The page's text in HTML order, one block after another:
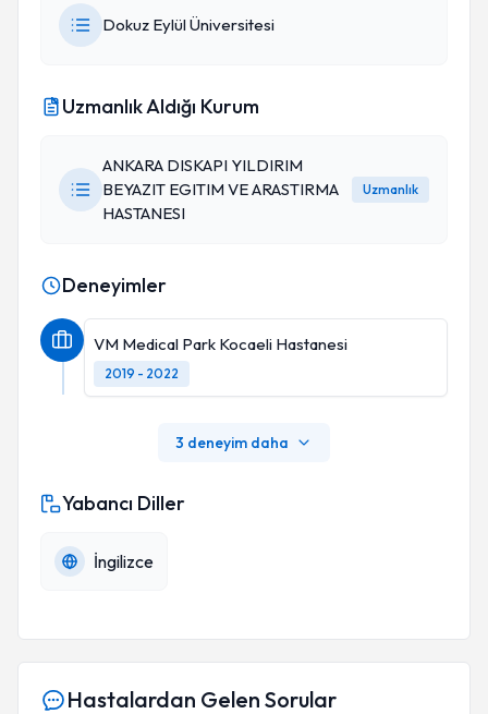
Dokuz Eylül Üniversitesi
Uzmanlık Aldığı Kurum
ANKARA DISKAPI YILDIRIM
BEYAZIT EGITIM VE ARASTIRMA
HASTANESI
Uzmanlık
Deneyimler
VM Medical Park Kocaeli Hastanesi
2019 - 2022
3 deneyim daha
Yabancı Diller
İngilizce
Hastalardan Gelen Sorular